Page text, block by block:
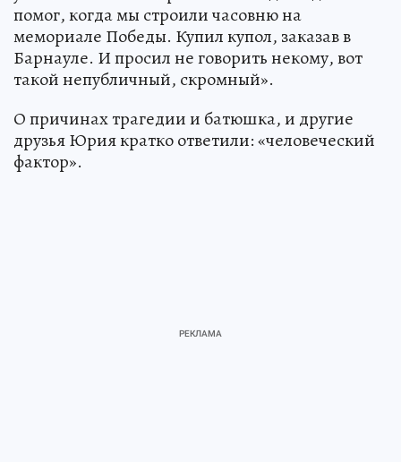
помог, когда мы строили часовню на
мемориале Победы. Купил купол, заказав в
Барнауле. И просил не говорить некому, вот
такой непубличный, скромный».
О причинах трагедии и батюшка, и другие
друзья Юрия кратко ответили: «человеческий
фактор».